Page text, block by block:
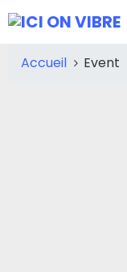
Accueil Event